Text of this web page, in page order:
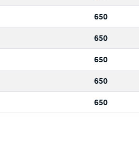
650
650
650
650
650